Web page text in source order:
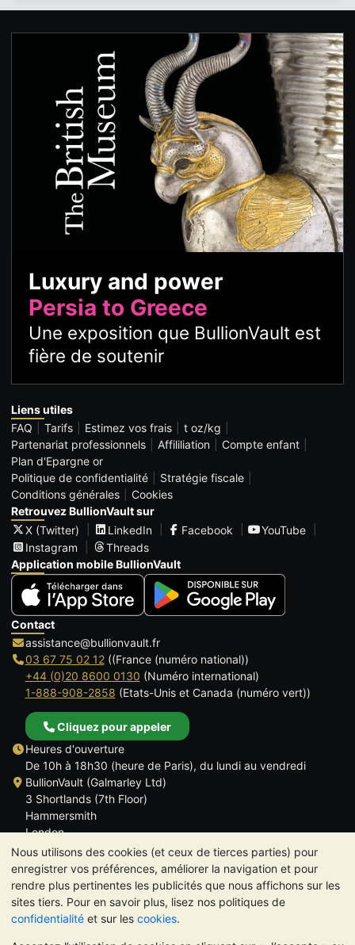
Nous utilisons des cookies (et ceux de tierces parties) pour
enregistrer vos préférences, améliorer la navigation et pour
rendre plus pertinentes les publicités que nous affichons sur les
sites tiers. Pour en savoir plus, lisez nos politiques de
confidentialité et sur les cookies.
Luxury and power
Persia to Greece
Une exposition que BullionVault est
fière de soutenir
Liens utiles
FAQ
Tarifs Estimez vos frais
t oz/kg
Partenariat professionnels
Affililiation
Compte enfant
Plan d'Epargne or
Politique de confidentialité
Stratégie fiscale
Conditions générales
Cookies
Retrouvez BullionVault sur
X (Twitter)
LinkedIn Facebook
YouTube
Instagram
Threads
Application mobile BullionVault
Contact
assistance@bullionvault.fr
03 67 75 02 12((France (numéro national))
+44 (0)20 8600 0130 (Numéro international)
1-888-908-2858 (Etats-Unis et Canada (numéro vert))
Cliquez pour appeler
Heures d'ouverture
De 10h à 18h30 (heure de Paris), du lundi au vendredi
BullionVault (Galmarley Ltd)
3 Shortlands (7th Floor)
Hammersmith
London
W6 8DA
ROYAUME UNI